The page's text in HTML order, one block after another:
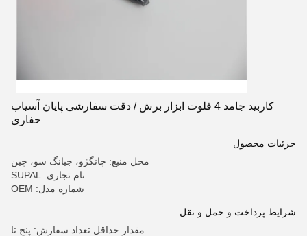
کاربید جامد 4 فلوت ابزار برش / دقت سفارشی پایان آسیاب
حفاری
جزئیات محصول
محل منبع: چانگژو، جیانگ سو، چین
نام تجاری: SUPAL
شماره مدل: OEM
شرایط پرداخت و حمل و نقل
مقدار حداقل تعداد سفارش: پنج تا